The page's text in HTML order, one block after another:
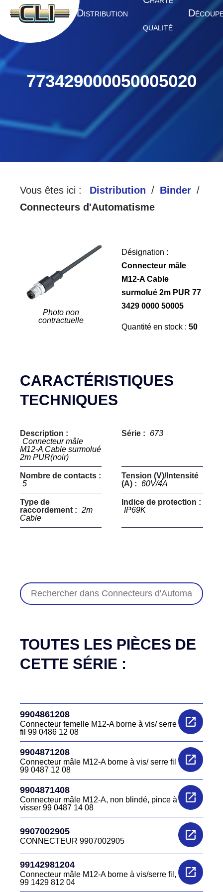
A CCUEIL DISTRIBUTION
QUALITÉ
D
773429000050005020
Vous êtes ici : Distribution
Binder
Connecteurs d'Automatisme
Photo non
contractuelle
Désignation :
Connecteur mâle
M12-A Cable
surmolué 2m PUR 77
3429 0000 50005
Quantité en stock : 50
CARACTÉRISTIQUES
TECHNIQUES
Description :
Connecteur mâle
M12-A Cable surmolué
2m PUR(noir)
Série : 673
Nombre de contacts :
5
Tension (V)/Intensité
(A) :
60V/4A
Type de
raccordement : 2m
Cable
Indice de protection :
IP69K
TOUTES LES PIÈCES DE
CETTE SÉRIE :
9904861208
Connecteur femelle M12-A borne à vis/ serre
fil 99 0486 12 08
9904871208
Connecteur mâle M12-A borne à vis/ serre fil
99 0487 12 08
9904871408
Connecteur mâle M12-A, non blindé, pince à
visser 99 0487 14 08
9907002905
CONNECTEUR 9907002905
99142981204
Connecteur mâle M12-A borne à vis/serre fil,
99 1429 812 04